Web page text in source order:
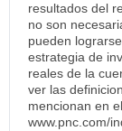
resultados del
no son
pueden
estrategia de
reales de la
ver las
mencionan en
www.pnc.com/